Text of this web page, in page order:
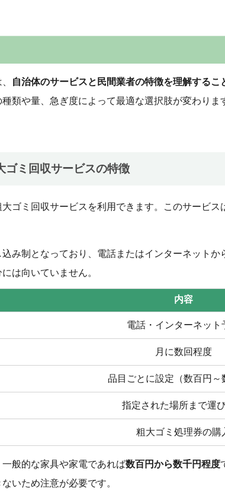
自治体のサービスと民間業者の特徴を理解するこ
類や量、急ぎ度によって最適な選択肢が変わりま
ゴミ回収サービスの特徴
ゴミ回収サービスを利用できます。このサービス
み制となっており、電話またはインターネットか
は向いていません。
内容
電話・インターネット
月に数回程度
品目ごとに設定（数百円～
指定された場所まで運
粗大ゴミ処理券の購
般的な家具や家電であれば数百円から数千円程度
いため注意が必要です。